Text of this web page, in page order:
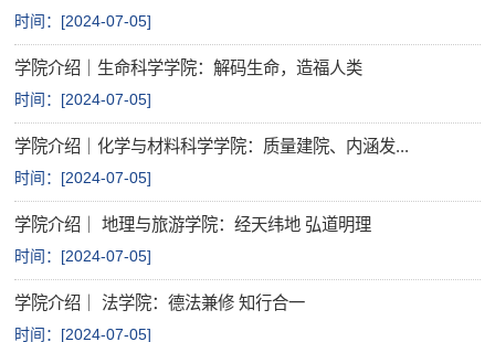
时间：[2024-07-05]
学院介绍｜生命科学学院：解码生命，造福人类
时间：[2024-07-05]
学院介绍｜化学与材料科学学院：质量建院、内涵发...
时间：[2024-07-05]
学院介绍｜ 地理与旅游学院：经天纬地 弘道明理
时间：[2024-07-05]
学院介绍｜ 法学院：德法兼修 知行合一
时间：[2024-07-05]